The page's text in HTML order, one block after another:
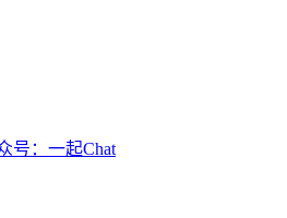
号：一起Chat